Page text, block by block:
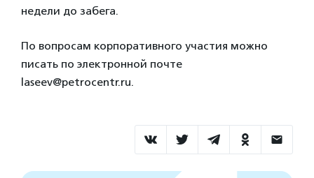
недели до забега.
По вопросам корпоративного участия можно
писать по электронной почте
laseev@petrocentr.ru.